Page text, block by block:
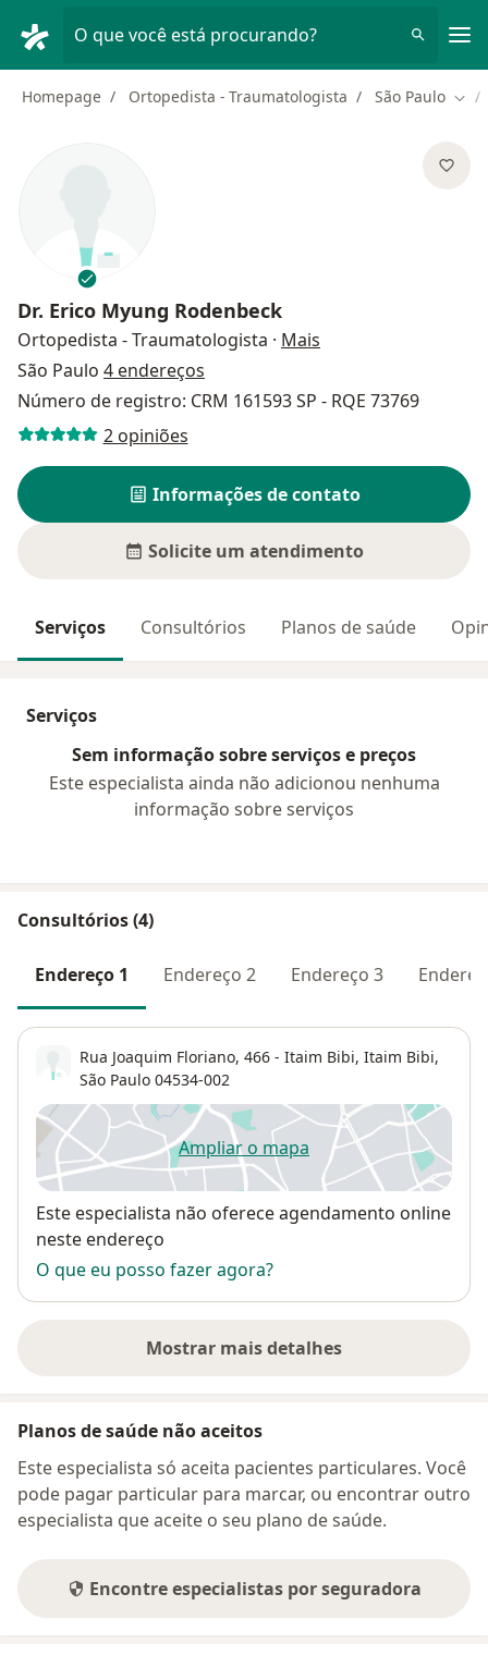
O que você está procurando?
Homepage Ortopedista - Traumatologista São Paulo
Dr. Erico Myung Rodenbeck
Ortopedista - Traumatologista · Mais
São Paulo 4 endereços
Número de registro: CRM 161593 SP - RQE 73769
2 opiniões
Informações de contato
Solicite um atendimento
Serviços Consultórios Planos de saúde
Serviços
Sem informação sobre serviços e preços
Este especialista ainda não adicionou nenhuma
informação sobre serviços
Consultórios (4)
Endereço 1 Endereço 2 Endereço 3
Rua Joaquim Floriano, 466 - Itaim Bibi, Itaim Bibi,
São Paulo 04534-002
Ampliar o mapaabre num novo separador
Disponibilidade
Este especialista não oferece agendamento online
neste endereço
O que eu posso fazer agora?
Mostrar mais detalhes
sobre o endereço
Planos de saúde não aceitos
Este especialista só aceita pacientes particulares. Você
pode pagar particular para marcar, ou encontrar outro
especialista que aceite o seu plano de saúde.
Encontre especialistas por seguradora